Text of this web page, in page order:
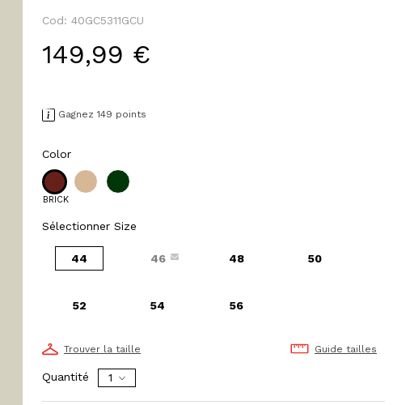
Cod: 40GC5311GCU
149,99 €
Gagnez 149 points
Color
BRICK
Sélectionner Size
44 46 48 50
52 54 56
Trouver la taille Guide tailles
Quantité